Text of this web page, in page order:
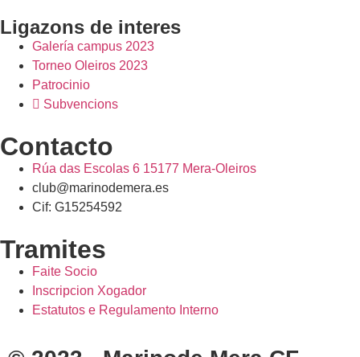
Ligazons de interes
Galería campus 2023
Torneo Oleiros 2023
Patrocinio
Subvencions
Contacto
Rúa das Escolas 6 15177 Mera-Oleiros
club@marinodemera.es
Cif: G15254592
Tramites
Faite Socio
Inscripcion Xogador
Estatutos e Regulamento Interno